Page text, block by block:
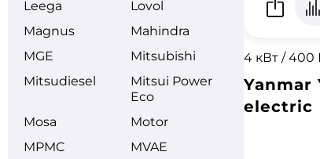
Leega
Lovol
Magnus
Mahindra
MGE
Mitsubishi
Mitsudiesel
Mitsui Power
Eco
Mosa
Motor
MPMC
MVAE
4 кВт / 400
Yanmar
electric